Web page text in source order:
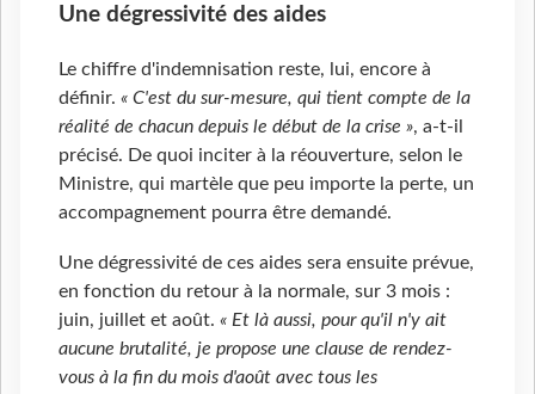
Une dégressivité des aides
Le chiffre d'indemnisation reste, lui, encore à
définir. « C'est du sur-mesure, qui tient compte de la
réalité de chacun depuis le début de la crise », a-t-il
précisé. De quoi inciter à la réouverture, selon le
Ministre, qui martèle que peu importe la perte, un
accompagnement pourra être demandé.
Une dégressivité de ces aides sera ensuite prévue,
en fonction du retour à la normale, sur 3 mois :
juin, juillet et août. « Et là aussi, pour qu'il n'y ait
aucune brutalité, je propose une clause de rendez-
vous à la fin du mois d'août avec tous les